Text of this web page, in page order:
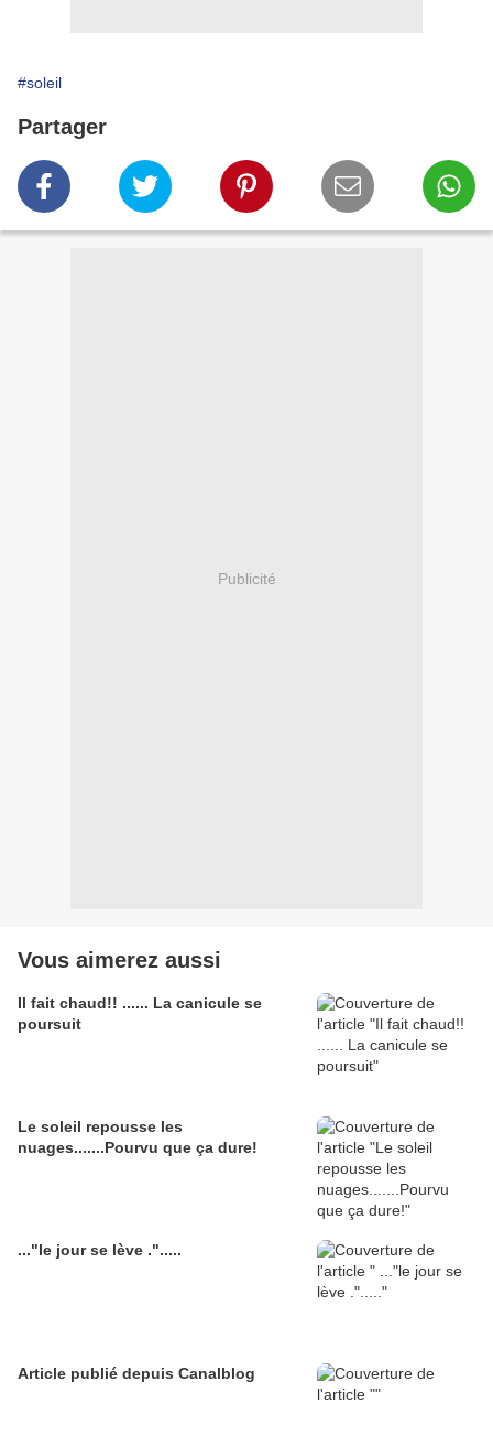
#soleil
Partager
Publicité
Vous aimerez aussi
Il fait chaud!! ...... La canicule se
poursuit
Le soleil repousse les
nuages.......Pourvu que ça dure!
..."le jour se lève .".....
Article publié depuis Canalblog